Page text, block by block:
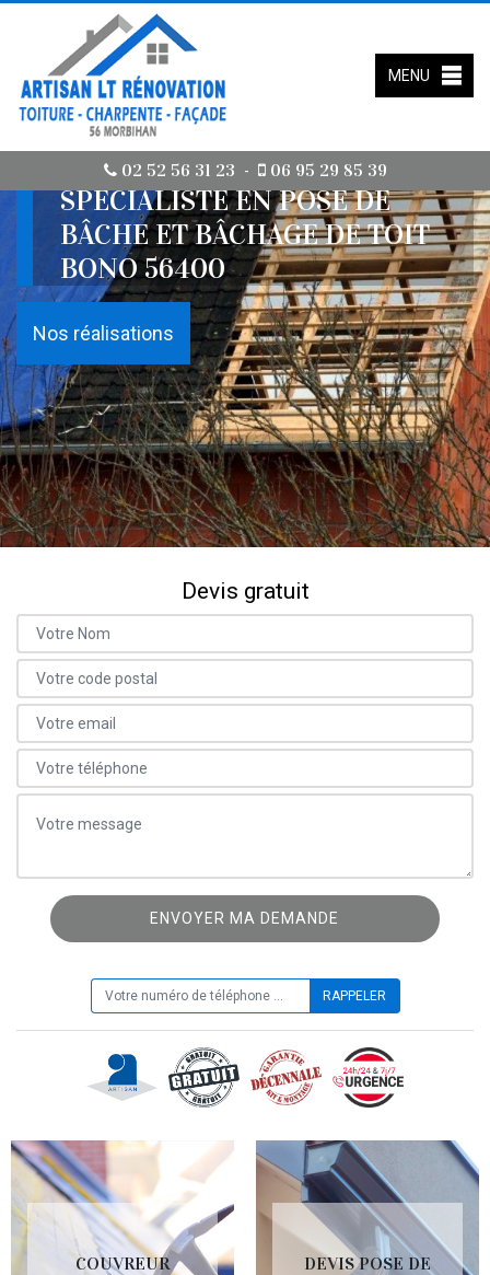
02 52 56 31 23 - 06 95 29 85 39
MENU
SPÉCIALISTE EN POSE DE
BÂCHE ET BÂCHAGE DE TOIT
BONO 56400
Nos réalisations
Devis gratuit
COUVREUR
DEVIS POSE DE